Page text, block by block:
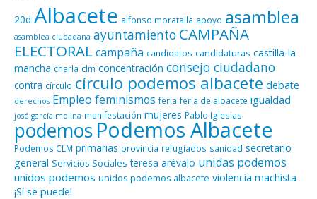
20d Albacete alfonso moratalla apoyo asamblea
asamblea ciudadana ayuntamiento CAMPAÑA
ELECTORALcampaña candidatos candidaturas castilla-la
mancha charla clm concentración consejo ciudadano
contra círculo círculo podemos albacete debate
derechos Empleo feminismos feria feria de albacete igualdad
josé garcía molina manifestación mujeres Pablo Iglesias
podemosPodemos Albacete
Podemos CLM primarias provincia refugiados sanidad secretario
general Servicios Sociales teresa arévalo unidas podemos
unidos podemos unidos podemos albacete violencia machista
¡Sí se puede!